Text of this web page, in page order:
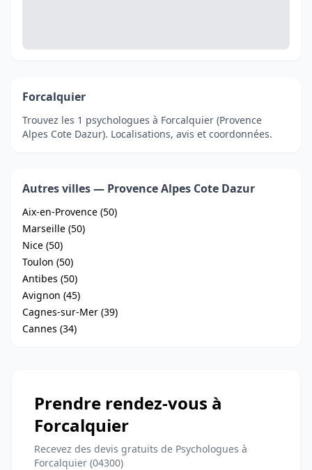
Forcalquier
Trouvez les 1 psychologues à Forcalquier (Provence
Alpes Cote Dazur). Localisations, avis et coordonnées.
Autres villes — Provence Alpes Cote Dazur
Aix-en-Provence (50)
Marseille (50)
Nice (50)
Toulon (50)
Antibes (50)
Avignon (45)
Cagnes-sur-Mer (39)
Cannes (34)
Prendre rendez-vous à
Forcalquier
Recevez des devis gratuits de Psychologues à
Forcalquier (04300)